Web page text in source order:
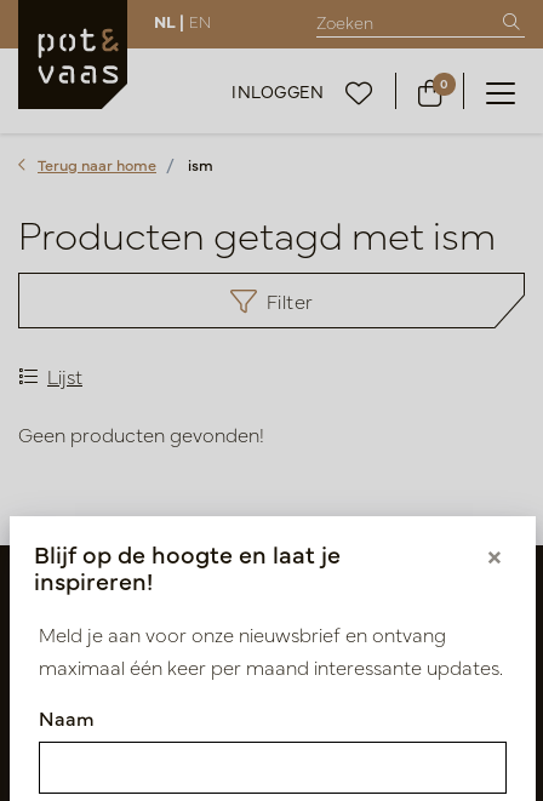
NL | EN
INLOGGEN 0
Terug naar home ism
Producten getagd met ism
Filter
Lijst
Geen producten gevonden!
Blijf op de hoogte en laat je
inspireren!
×
Meld je aan voor onze nieuwsbrief en ontvang
maximaal één keer per maand interessante updates.
Naam